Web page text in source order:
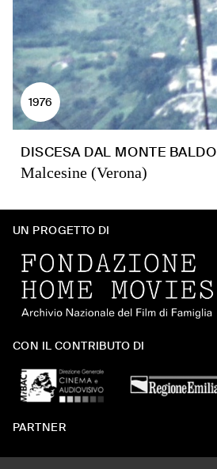
1976
DISCESA DAL MONTE BALDO
Malcesine (Verona)
UN PROGETTO DI
CON IL CONTRIBUTO DI
PARTNER